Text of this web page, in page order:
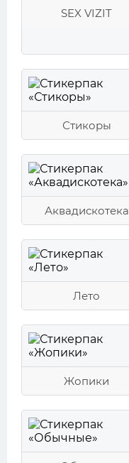
SEX VIZIT
Стикоры
Аквадискотека
Лето
Жопики